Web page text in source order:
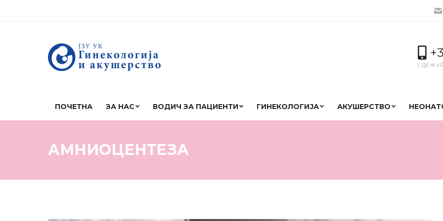
(
ПОЧЕТНА ЗА НАС ВОДИЧ ЗА ПАЦИЕНТИ ГИНЕКОЛОГИЈА АКУШЕРСТВО
АМНИОЦЕНТЕЗА